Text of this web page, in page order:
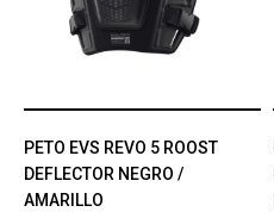
PETO EVS REVO 5 ROOST
DEFLECTOR NEGRO /
AMARILLO